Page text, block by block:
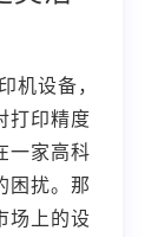
机设备，
打印精度
一家高科
困扰。那
场上的设